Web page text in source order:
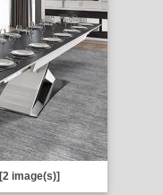
[2 image(s)]